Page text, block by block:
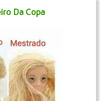
Da Copa